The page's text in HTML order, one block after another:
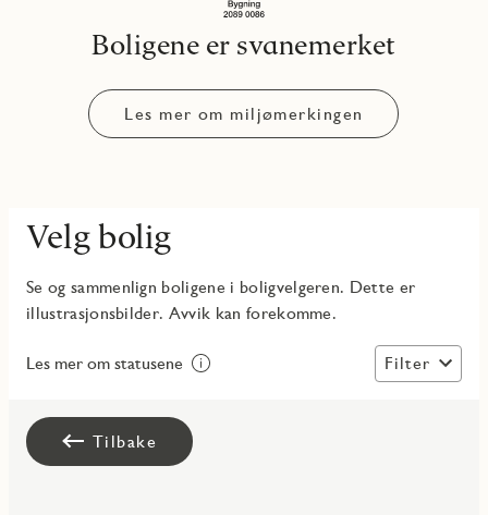
Boligene er svanemerket
Les mer om miljømerkingen
Velg bolig
Se og sammenlign boligene i boligvelgeren. Dette er
illustrasjonsbilder. Avvik kan forekomme.
Les mer om statusene Filter
Tilbake